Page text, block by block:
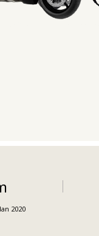
2020